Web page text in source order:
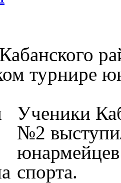
турнире
Ученики
№2
спорта.